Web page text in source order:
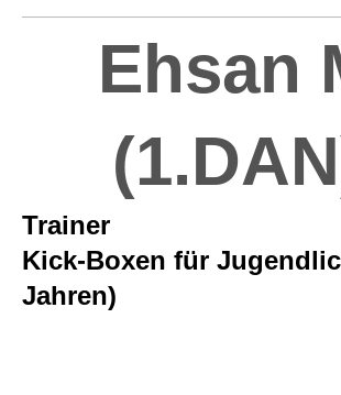
Ehsan
Trainer
Kick-Boxen für
Jahren)